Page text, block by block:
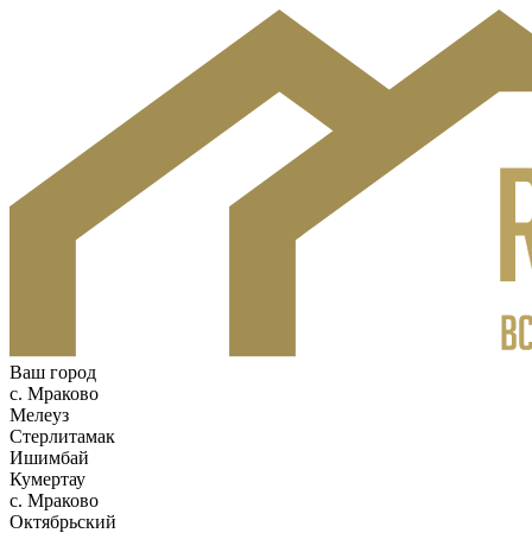
Ваш город
c. Мраково
Мелеуз
Стерлитамак
Ишимбай
Кумертау
c. Мраково
Октябрьский